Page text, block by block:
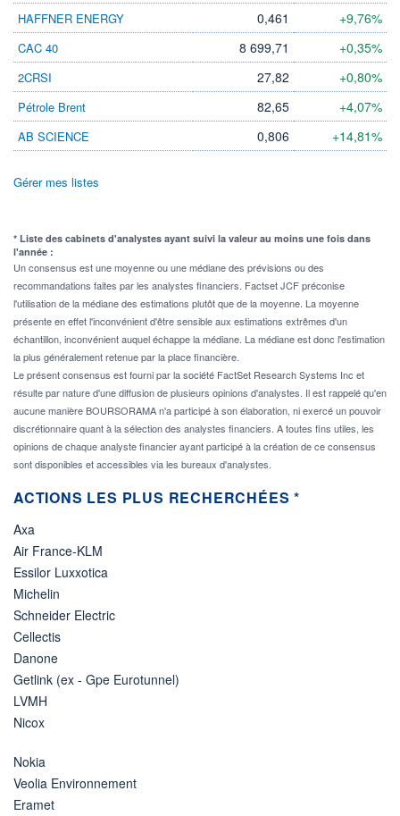
HAFFNER ENERGY 0,461 +9,76%
CAC 40 8 699,71 +0,35%
2CRSI 27,82 +0,80%
Pétrole Brent 82,65 +4,07%
AB SCIENCE 0,806 +14,81%
Gérer mes listes
* Liste des cabinets d'analystes ayant suivi la valeur au moins une fois dans
l'année :
Un consensus est une moyenne ou une médiane des prévisions ou des
recommandations faites par les analystes financiers. Factset JCF préconise
l'utilisation de la médiane des estimations plutôt que de la moyenne. La moyenne
présente en effet l'inconvénient d'être sensible aux estimations extrêmes d'un
échantillon, inconvénient auquel échappe la médiane. La médiane est donc l'estimation
la plus généralement retenue par la place financière.
Le présent consensus est fourni par la société FactSet Research Systems Inc et
résulte par nature d'une diffusion de plusieurs opinions d'analystes. Il est rappelé qu'en
aucune manière BOURSORAMA n'a participé à son élaboration, ni exercé un pouvoir
discrétionnaire quant à la sélection des analystes financiers. A toutes fins utiles, les
opinions de chaque analyste financier ayant participé à la création de ce consensus
sont disponibles et accessibles via les bureaux d'analystes.
ACTIONS LES PLUS RECHERCHÉES *
Axa
Air France-KLM
Essilor Luxxotica
Michelin
Schneider Electric
Cellectis
Danone
Getlink (ex - Gpe Eurotunnel)
LVMH
Nicox
Nokia
Veolia Environnement
Eramet